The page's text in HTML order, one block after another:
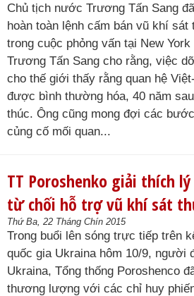
Chủ tịch nước Trương Tấn Sang
hoàn toàn lệnh cấm bán vũ khí
trong cuộc phỏng vấn tại New
Trương Tấn Sang cho rằng, việc
cho thế giới thấy rằng quan hệ
được bình thường hóa, 40 năm
thúc. Ông cũng mong đợi các
củng cố mối quan...
TT Poroshenko giải thích
từ chối hỗ trợ vũ khí sát
Thứ Ba, 22 Tháng Chín 2015
Trong buổi lên sóng trực tiếp trên
quốc gia Ukraina hôm 10/9, người
Ukraina, Tổng thống Poroshenco
thương lượng với các chỉ huy